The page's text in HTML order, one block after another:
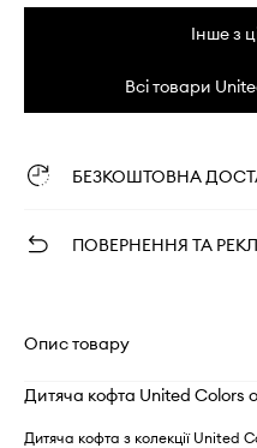
Інше з
Всі товари
БЕЗКОШТОВНА
ПОВЕРНЕННЯ ТА
Опис товару
Дитяча кофта United Colors
Дитяча кофта з колекції United